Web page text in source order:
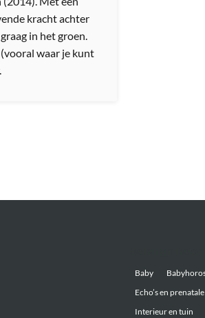
kracht achter
in het groen.
waar je kunt
Baby
Echo’s en
Interieur en tuin